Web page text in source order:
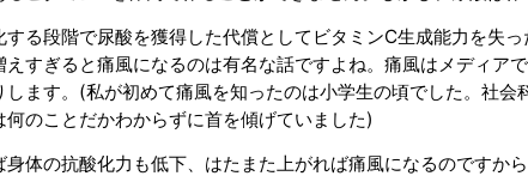
る段階で尿酸を獲得した代償としてビタミンC生成能力を失
えすぎると痛風になるのは有名な話ですよね。痛風はメディア
ます。(私が初めて痛風を知ったのは小学生の頃でした。社
何のことだかわからずに首を傾げていました)
体の抗酸化力も低下、はたまた上がれば痛風になるのですか